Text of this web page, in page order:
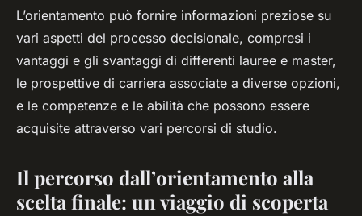
L’orientamento può fornire informazioni preziose su
vari aspetti del processo decisionale, compresi i
vantaggi e gli svantaggi di differenti lauree e master,
le prospettive di carriera associate a diverse opzioni,
e le competenze e le abilità che possono essere
acquisite attraverso vari percorsi di studio.
Il percorso dall’orientamento alla
scelta finale: un viaggio di scoperta